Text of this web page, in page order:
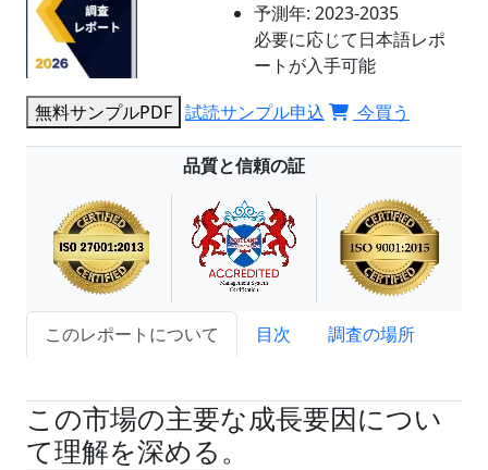
予測年: 2023-2035
必要に応じて日本語レポ
ートが入手可能
無料サンプルPDF 試読サンプル申込 今買う
品質と信頼の証
このレポートについて 目次
調査の場所
この市場の主要な成長要因につい
て理解を深める。